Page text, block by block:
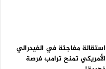
استقالة مفاجئة في الفيدرالي
الأمريكي تمنح ترامب فرصة